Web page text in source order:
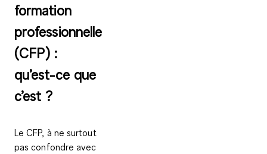
formation
professionnelle
(CFP) :
qu’est-ce que
c’est ?
Le CFP, à ne surtout
pas confondre avec